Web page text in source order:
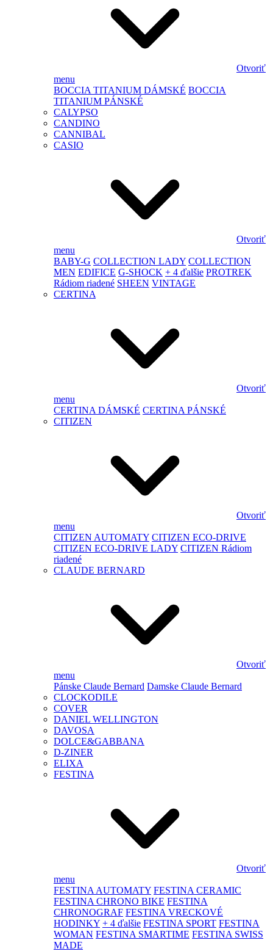
Otvoriť
menu
BOCCIA TITANIUM DÁMSKÉ BOCCIA
TITANIUM PÁNSKÉ
CALYPSO
CANDINO
CANNIBAL
CASIO
Otvoriť
menu
BABY-G COLLECTION LADY COLLECTION
MEN EDIFICE G-SHOCK + 4 ďalšie PROTREK
Rádiom riadené SHEEN VINTAGE
CERTINA
Otvoriť
menu
CERTINA DÁMSKÉ CERTINA PÁNSKÉ
CITIZEN
Otvoriť
menu
CITIZEN AUTOMATY CITIZEN ECO-DRIVE
CITIZEN ECO-DRIVE LADY CITIZEN Rádiom
riadené
CLAUDE BERNARD
Otvoriť
menu
Pánske Claude Bernard Damske Claude Bernard
CLOCKODILE
COVER
DANIEL WELLINGTON
DAVOSA
DOLCE&GABBANA
D-ZINER
ELIXA
FESTINA
Otvoriť
menu
FESTINA AUTOMATY FESTINA CERAMIC
FESTINA CHRONO BIKE FESTINA
CHRONOGRAF FESTINA VRECKOVÉ
HODINKY + 4 ďalšie FESTINA SPORT FESTINA
WOMAN FESTINA SMARTIME FESTINA SWISS
MADE